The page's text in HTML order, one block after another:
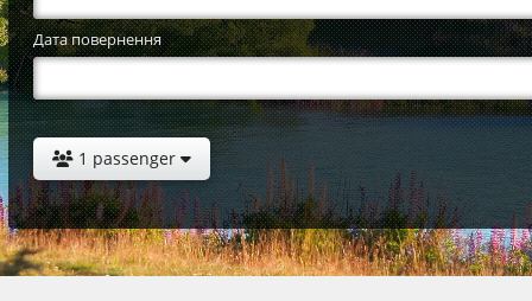
Дата повернення
1 passenger